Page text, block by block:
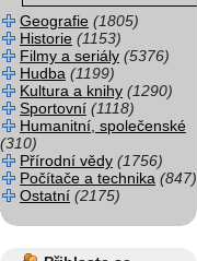
Geografie (1805)
Historie (1153)
Filmy a seriály (5376)
Hudba (1199)
Kultura a knihy (1290)
Sportovní (1118)
Humanitní, společenské
(310)
Přírodní vědy (1756)
Počítače a technika (847)
Ostatní (2175)